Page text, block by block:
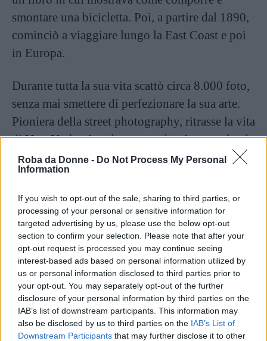
Roba da Donne - Do Not Process My Personal
Information
If you wish to opt-out of the sale, sharing to third parties, or
processing of your personal or sensitive information for
targeted advertising by us, please use the below opt-out
section to confirm your selection. Please note that after your
opt-out request is processed you may continue seeing
interest-based ads based on personal information utilized by
us or personal information disclosed to third parties prior to
your opt-out. You may separately opt-out of the further
disclosure of your personal information by third parties on the
IAB’s list of downstream participants. This information may
also be disclosed by us to third parties on the IAB’s List of
Downstream Participants that may further disclose it to other
smontare una bicicletta. Poi, a partire dal 1890,
cominciò a viaggiare lungo la East Coast e poi
in Europa.
Durante tutta la sua vita scattò circa 8.000 foto,
senza mai smettere di perfezionare la sua arte.
Pioniera della street photography, ritrasse la vita
di New York, girando per strada e immortalando
venditori e immigranti. Spericolata e audace,
poteva anche arrampicarsi sui cancelli, pur di
catturare il momento perfetto. Lavorava a eventi
sportivi e nelle stazioni dei treni, ma amava
soprattutto fotografare amici e familiari.
C’è un aspetto della sua vita che però è spesso
stato tralasciato: la sua storia d’amore, lunga 53
anni, con la compagnaGertrude Tate. La
conobbe in un hotel nel 1899, durante un
viaggio a Catskills: a quel tempo Gertrude era